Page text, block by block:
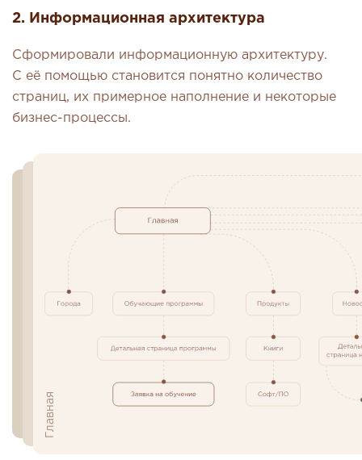
2. Информационная архитектура
Сформировали информационную архитектуру.
С её помощью становится понятно количество
страниц, их примерное наполнение и некоторые
бизнес-процессы.
Главная